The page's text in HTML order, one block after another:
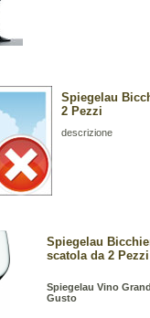
Spiegelau
2 Pezzi
descrizione
Spiegelau
scatola da 2 Pezzi
Spiegelau Vino
Gusto